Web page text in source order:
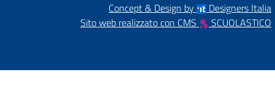
Concept & Design by
Designers Italia
Sito web realizzato con CMS
SCUOLASTICO